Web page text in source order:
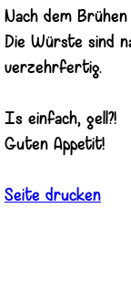
Nach dem
Die Würste sind
verzehrfertig.
Is einfach, gell?!
Guten Appetit!
Seite drucken